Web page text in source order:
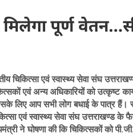
पूर्ण
एवं स्वास्थ्य सेवा संघ
एवं अन्य अधिकारियों को उत्कृष्ट
लिए आप सभी लोग बधाई के पात्र हैं।
एवं स्वास्थ्य सेवा संघ उत्तराखण्ड
ने घोषणा की कि चिकित्सकों को पी.जी.